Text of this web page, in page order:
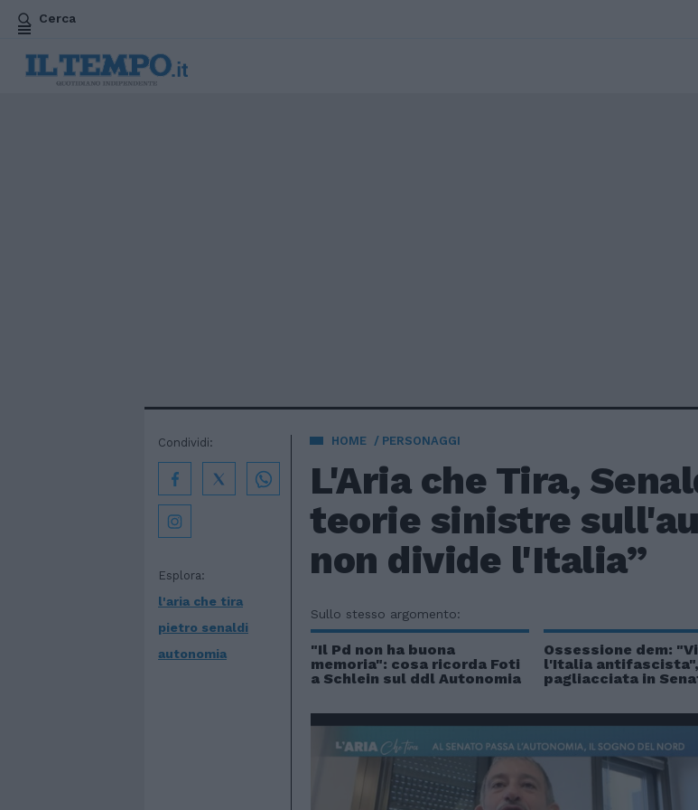
Cerca
HOME PERSONAGGI
L'Aria che Tira,
teorie sinistre
non divide l'Italia”
Esplora:
l'aria che tira
pietro senaldi
autonomia
Condividi:
Sullo stesso argomento:
"Il Pd non ha buona
memoria": cosa ricorda Foti
a Schlein sul ddl Autonomia
Ossessione dem:
l'Italia antifascista",
pagliacciata in